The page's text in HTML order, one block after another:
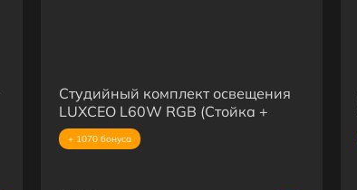
Студийный комплект освещения
LUXCEO L60W RGB (Стойка +
Сферический октобокс 30 см +
LED-свет)
+ 1070 бонуса